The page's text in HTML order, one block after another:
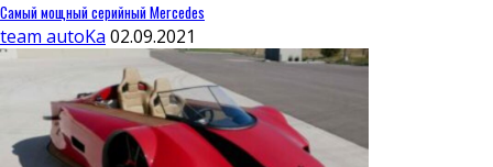
Самый мощный серийный Mercedes
team autoKa 02.09.2021